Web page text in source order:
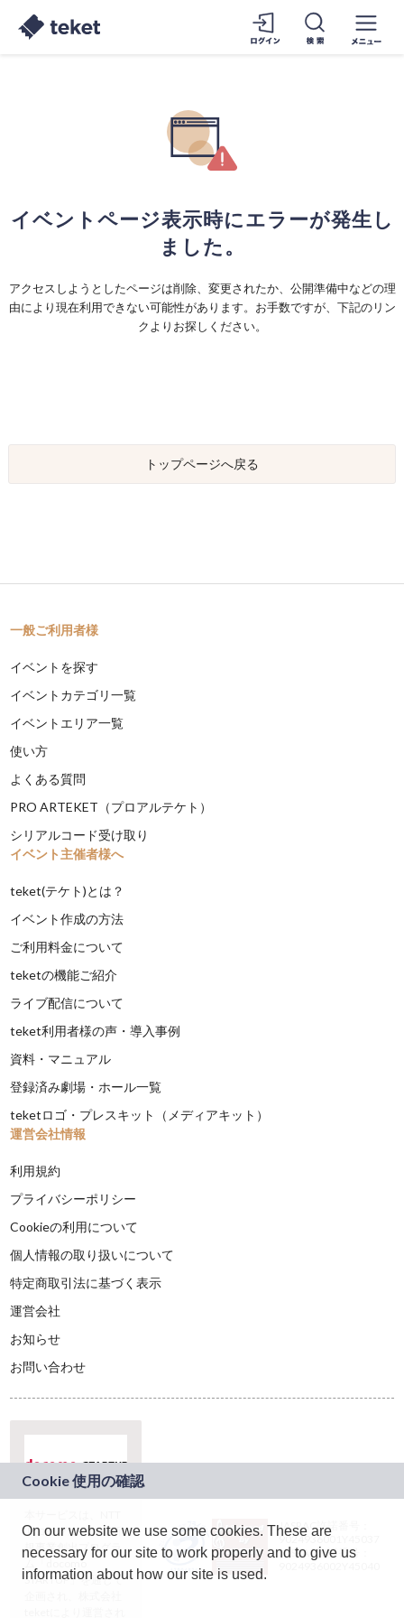
イベントページ表示時にエラーが発生し
ました。
アクセスしようとしたページは削除、変更されたか、公開準備中などの理
由により現在利用できない可能性があります。お手数ですが、下記のリン
クよりお探しください。
トップページへ戻る
一般ご利用者様
イベントを探す
イベントカテゴリ一覧
イベントエリア一覧
使い方
よくある質問
PRO ARTEKET（プロアルテケト）
シリアルコード受け取り
イベント主催者様へ
teket(テケト)とは？
イベント作成の方法
ご利用料金について
teketの機能ご紹介
ライブ配信について
teket利用者様の声・導入事例
資料・マニュアル
登録済み劇場・ホール一覧
teketロゴ・プレスキット（メディアキット）
運営会社情報
利用規約
プライバシーポリシー
Cookieの利用について
個人情報の取り扱いについて
特定商取引法に基づく表示
運営会社
お知らせ
お問い合わせ
ドコモグループの新
規事業創出プログラ
ム「docomo
STARTUP」を通じて
JASRAC許諾番号：
9024936001Y45037
JASRAC許諾番号：
On our website we use some cookies. These are
necessary for our site to work properly and to give us
information about how our site is used.